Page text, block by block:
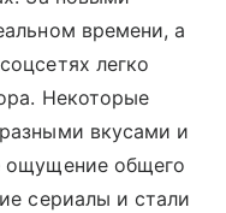
времени, а
легко
Некоторые
вкусами и
ощущение общего
сериалы и стали